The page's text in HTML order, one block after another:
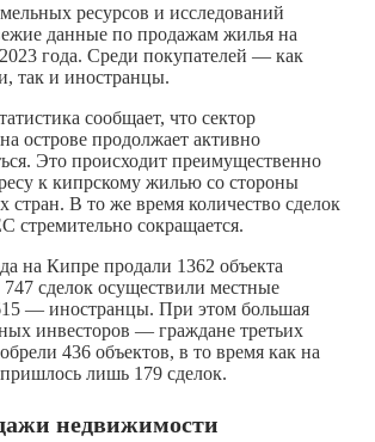
ресурсов и исследований
данные по продажам жилья на
года. Среди покупателей — как
так и иностранцы.
сообщает, что сектор
острове продолжает активно
Это происходит преимущественно
к кипрскому жилью со стороны
стран. В то же время количество сделок
стремительно сокращается.
на Кипре продали 1362 объекта
сделок осуществили местные
— иностранцы. При этом большая
инвесторов — граждане третьих
436 объектов, в то время как на
лишь 179 сделок.
недвижимости